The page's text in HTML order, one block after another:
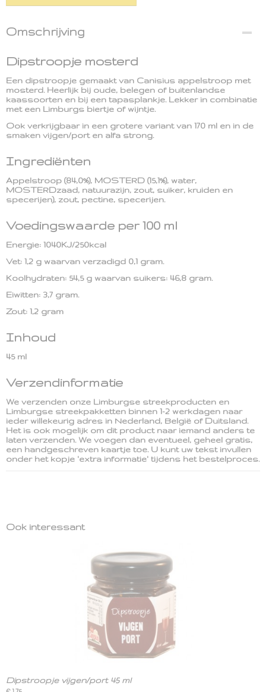
Omschrijving
Dipstroopje mosterd
Een dipstroopje gemaakt van Canisius appelstroop met
mosterd. Heerlijk bij oude, belegen of buitenlandse
kaassoorten en bij een tapasplankje. Lekker in combinatie
met een Limburgs biertje of wijntje.
Ook verkrijgbaar in een grotere variant van 170 ml en in de
smaken vijgen/port en alfa strong.
Ingrediënten
Appelstroop (84,0%), MOSTERD (15,1%), water,
MOSTERDzaad, natuurazijn, zout, suiker, kruiden en
specerijen), zout, pectine, specerijen.
Voedingswaarde per 100 ml
Energie: 1040KJ/250kcal
Vet: 1,2 g waarvan verzadigd 0,1 gram.
Koolhydraten: 54,5 g waarvan suikers: 46,8 gram.
Eiwitten: 3,7 gram.
Zout: 1,2 gram
Inhoud
45 ml
Verzendinformatie
We verzenden onze Limburgse streekproducten en
Limburgse streekpakketten binnen 1-2 werkdagen naar
ieder willekeurig adres in Nederland, België of Duitsland.
Het is ook mogelijk om dit product naar iemand anders te
laten verzenden. We voegen dan eventueel, geheel gratis,
een handgeschreven kaartje toe. U kunt uw tekst invullen
onder het kopje 'extra informatie' tijdens het bestelproces.
Ook interessant
Dipstroopje vijgen/port 45 ml